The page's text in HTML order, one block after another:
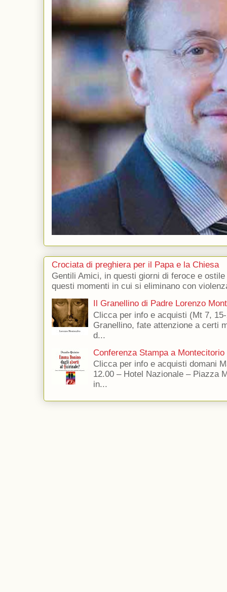
Crociata di preghiera per il Papa e la Chiesa
Gentili Amici, in questi giorni di feroce e
questi momenti in cui si eliminano con
Il Granellino di Padre Lorenzo
Clicca per info e acquisti (Mt 7,
Granellino, fate attenzione a certi
d...
Conferenza Stampa a Montecitorio
Clicca per info e acquisti domani
12.00 – Hotel Nazionale – Piazza
in...